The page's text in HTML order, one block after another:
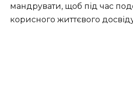
мандрувати, щоб під час
корисного життєвого